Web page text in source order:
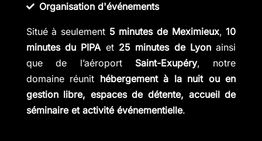
Organisation d'événements
Situé à seulement 5 minutes de Meximieux,10
minutes du PIPA et 25 minutes de Lyonainsi
que de l’aéroport Saint-Exupéry, notre
domaine réunit hébergement à la nuit ou en
gestion libre, espaces de détente, accueil de
séminaire et activité événementielle.